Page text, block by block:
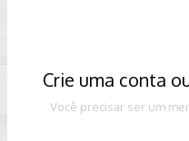
Crie uma conta
Você precisar ser um